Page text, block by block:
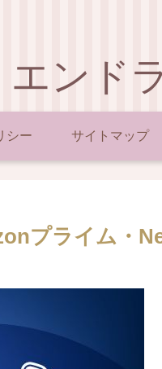
エンド
シー サイトマップ
プライム・